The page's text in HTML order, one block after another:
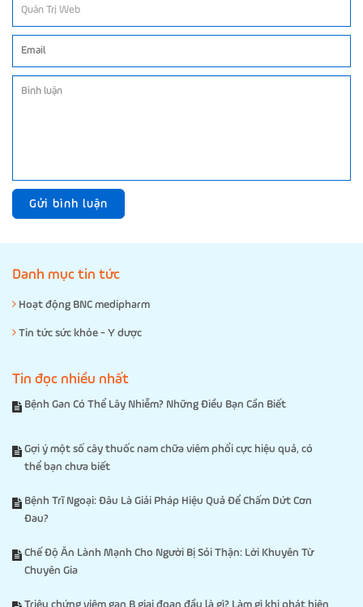
Gửi bình luận
Danh mục tin tức
Hoạt động BNC medipharm
Tin tức sức khỏe - Y dược
Tin đọc nhiều nhất
Bệnh Gan Có Thể Lây Nhiễm? Những Điều Bạn Cần Biết
Gợi ý một số cây thuốc nam chữa viêm phổi cực hiệu quả, có
thể bạn chưa biết
Bệnh Trĩ Ngoại: Đâu Là Giải Pháp Hiệu Quả Để Chấm Dứt Cơn
Đau?
Chế Độ Ăn Lành Mạnh Cho Người Bị Sỏi Thận: Lời Khuyên Từ
Chuyên Gia